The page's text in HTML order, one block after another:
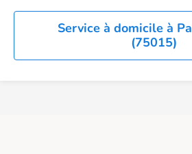
Service à domicile à
(75015)